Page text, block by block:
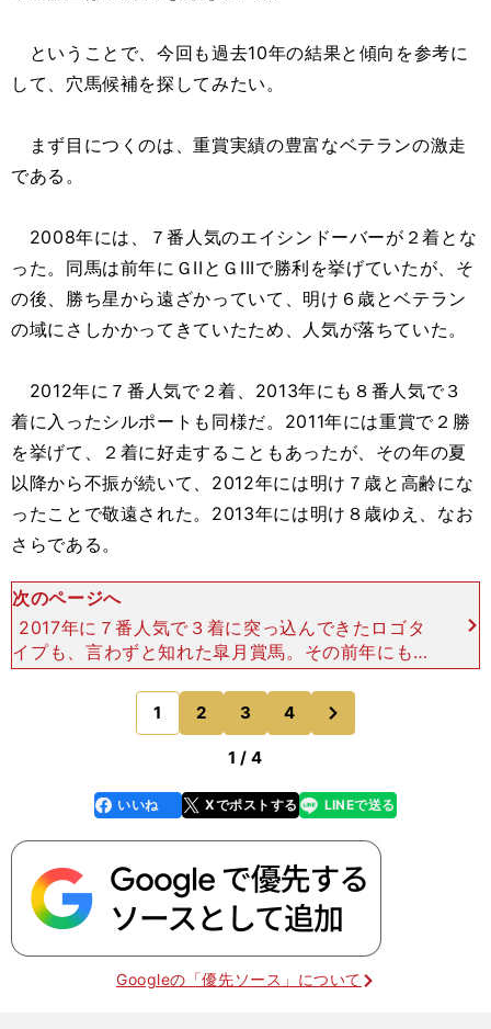
ということで、今回も過去10年の結果と傾向を参考に
して、穴馬候補を探してみたい。
まず目につくのは、重賞実績の豊富なベテランの激走
である。
2008年には、７番人気のエイシンドーバーが２着とな
った。同馬は前年にＧIIとＧIIIで勝利を挙げていたが、そ
の後、勝ち星から遠ざかっていて、明け６歳とベテラン
の域にさしかかってきていたため、人気が落ちていた。
2012年に７番人気で２着、2013年にも８番人気で３
着に入ったシルポートも同様だ。2011年には重賞で２勝
を挙げて、２着に好走することもあったが、その年の夏
以降から不振が続いて、2012年には明け７歳と高齢にな
ったことで敬遠された。2013年には明け８歳ゆえ、なお
さらである。
次のページへ
2017年に７番人気で３着に突っ込んできたロゴタ
イプも、言わずと知れた皐月賞馬。その前年にもＧ
Ｉ安田記念で勝利を挙げるなど、ＧＩ通算３勝の実
績がありながら、７歳を迎えてその衰えが心配され
たのか、低評価
1 2 3 4
のページへ
1 / 4
faceboo
k
いいね Xでポストする
line LINEで送る
Googleの「優先ソース」について